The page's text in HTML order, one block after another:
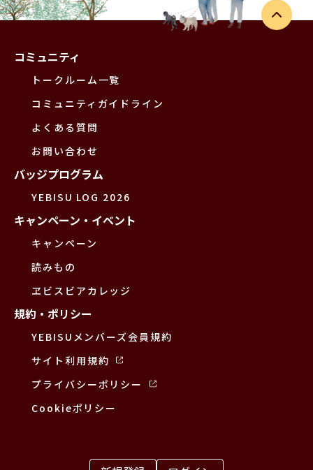
コミュニティ
トークルーム一覧
コミュニティガイドライン
よくある質問
お問い合わせ
バッジプログラム
YEBISU LOG 2026
キャンペーン・イベント
キャンペーン
読みもの
ヱビスビアカレッジ
規約・ポリシー
YEBISUメンバーズ会員規約
サイト利用規約
プライバシーポリシー
Cookieポリシー